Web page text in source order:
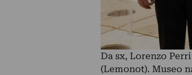
Da sx, Lorenzo
(Lemonot). Museo